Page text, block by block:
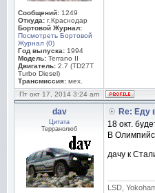
Сообщений: 1249
Откуда: г.Краснодар
Бортовой Журнал:
Посмотреть Бортовой
Журнал (0)
Год выпуска: 1994
Модель: Terrano II
Двигатель: 2.7 (TD27T
Turbo Diesel)
Трансмиссия: мех.
Пт окт 17, 2014 3:24 am
dav
Цитата
Терранолюб
Re: Еду
18 окт.
В
дачу к
LSD,